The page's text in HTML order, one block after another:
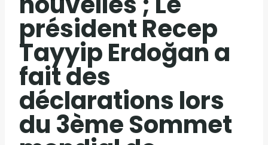
président Recep
Tayyip Erdoğan a
fait des
déclarations lors
du 3ème Sommet